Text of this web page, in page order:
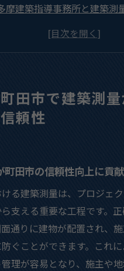
摩建築指導事務所と建築測
建築測量精度がプロジェクト
活きる建築測量スキルを磨
築測量スキル向上に役立つ
法
性
建築測量で基準理解を深める
量スキルで行政手続きが円
量の基準徹底で安全な構造
田市で建築測
頼性
町田市の信頼性向上に貢献
る建築測量は、プロジェ
支える重要な工程です。
通りに建物が配置され、
ぐことができます。これ
理が容易となり、施主や